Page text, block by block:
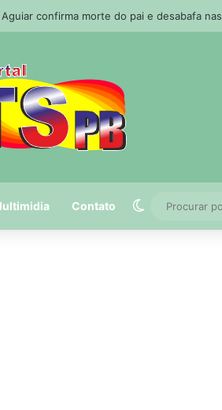
confirma morte do pai e desabafa
Contato Switch skin